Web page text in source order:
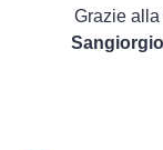
Grazie
Sangiorgio